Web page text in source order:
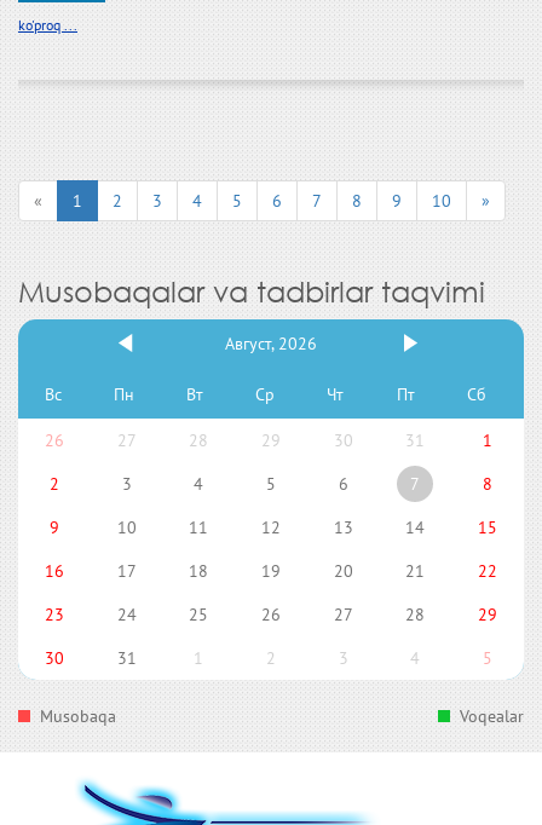
ko'proq ...
« 1 2 3 4 5 6 7 8 9 10 »
Musobaqalar va tadbirlar taqvimi
Август, 2026
Вс Пн Вт Ср Чт Пт Сб
26 27 28 29 30 31
1
2
3 4 5 6 7
8
9
10 11 12 13 14
15
16
17 18 19 20 21
22
23
24 25 26 27 28
29
30
31 1 2 3 4 5
Musobaqa Voqealar